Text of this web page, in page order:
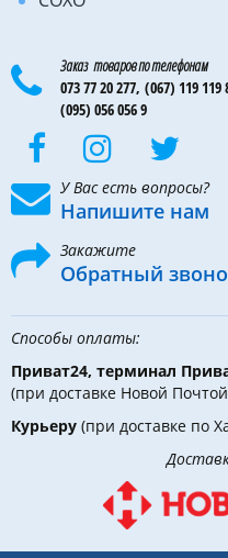
Заказ товаров по телефонам
073 77 20 277, (067) 119 119
(095) 056 056 9
У Вас есть вопросы?
Напишите нам
Закажите
Обратный
Способы оплаты:
Приват24, терминал
(при доставке Новой
Курьеру (при доставке по